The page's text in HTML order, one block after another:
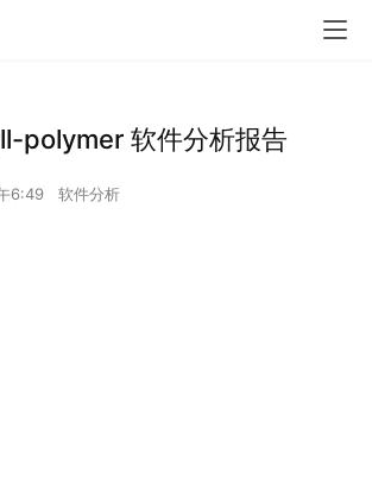
polymer 软件分析报告
6:49 软件分析